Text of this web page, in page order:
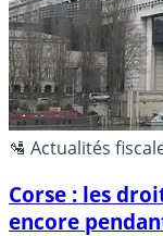
🛂 Actualités
Corse : les
encore